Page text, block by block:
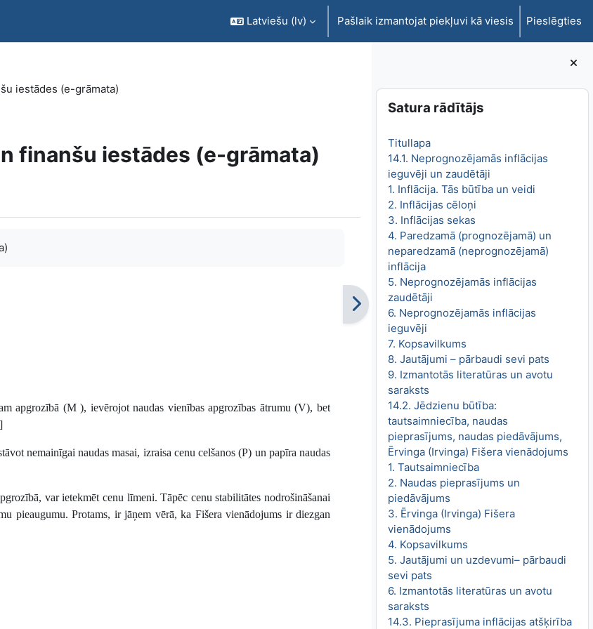
Latviešu ‎(lv)‎ Pašlaik izmantojat piekļuvi kā viesis Pieslēgties
Bloki
Izlaist Satura rādītājs
Satura rādītājs
Titullapa
14.1. Neprognozējamās inflācijas
ieguvēji un zaudētāji
1. Inflācija. Tās būtība un veidi
2. Inflācijas cēloņi
3. Inflācijas sekas
4. Paredzamā (prognozējamā) un
neparedzamā (neprognozējamā)
inflācija
5. Neprognozējamās inflācijas
zaudētāji
6. Neprognozējamās inflācijas
ieguvēji
7. Kopsavilkums
8. Jautājumi – pārbaudi sevi pats
9. Izmantotās literatūras un avotu
saraksts
14.2. Jēdzienu būtība:
tautsaimniecība, naudas
pieprasījums, naudas piedāvājums,
Ērvinga (Irvinga) Fišera vienādojums
1. Tautsaimniecība
2. Naudas pieprasījums un
piedāvājums
3. Ērvinga (Irvinga) Fišera
vienādojums
4. Kopsavilkums
5. Jautājumi un uzdevumi– pārbaudi
sevi pats
6. Izmantotās literatūras un avotu
saraksts
14.3. Pieprasījuma inflācijas atšķirība
iestādes (e-grāmata)
finanšu iestādes (e-grāmata)
apgrozībā (M ), ievērojot naudas vienības apgrozības ātrumu (V), bet
]
nemainīgai naudas masai, izraisa cenu celšanos (P) un papīra naudas
var ietekmēt cenu līmeni. Tāpēc cenu stabilitātes nodrošināšanai
pieaugumu. Protams, ir jāņem vērā, ka Fišera vienādojums ir diezgan